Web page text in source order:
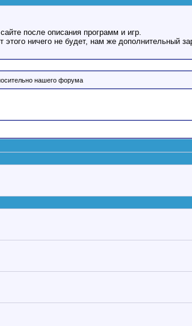
после описания программ и игр.
ничего не будет, нам же дополнительный
нашего форума